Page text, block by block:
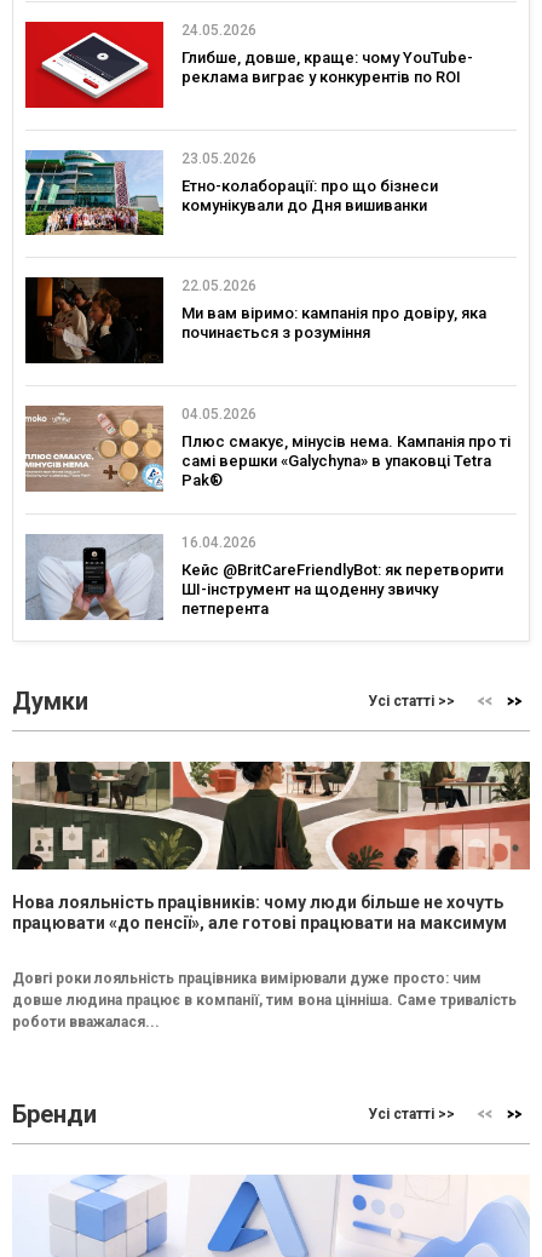
24.05.2026
Глибше, довше, краще: чому YouTube-
реклама виграє у конкурентів по ROI
23.05.2026
Етно-колаборації: про що бізнеси
комунікували до Дня вишиванки
22.05.2026
Ми вам віримо: кампанія про довіру, яка
починається з розуміння
04.05.2026
Плюс смакує, мінусів нема. Кампанія про ті
самі вершки «Galychyna» в упаковці Tetra
Pak®
16.04.2026
Кейс @BritCareFriendlyBot: як перетворити
ШІ-інструмент на щоденну звичку
петперента
Думки Усі статті >>
Нова лояльність працівників: чому люди більше не хочуть
працювати «до пенсії», але готові працювати на максимум
Довгі роки лояльність працівника вимірювали дуже просто: чим
довше людина працює в компанії, тим вона цінніша. Саме тривалість
роботи вважалася...
Бренди Усі статті >>